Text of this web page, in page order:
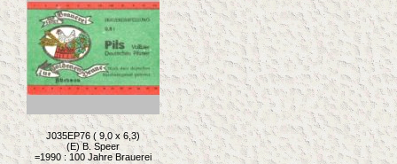
J035EP76 ( 9,0 x 6,3)
(E) B. Speer
=1990 : 100 Jahre Brauerei